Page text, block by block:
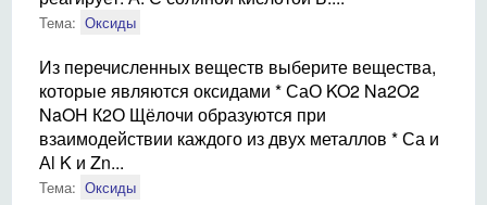
Тема: Оксиды
Из перечисленных веществ выберите вещества,
которые являются оксидами * СаО KO2 Na2O2
NaOH К2О Щёлочи образуются при
взаимодействии каждого из двух металлов * Са и
Аl K и Zn...
Тема: Оксиды